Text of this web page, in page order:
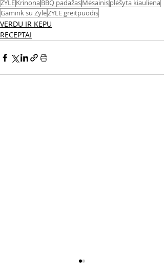
ZYLEKrinonaBBQ padažasMėsainisplėšyta kiauliena
Gamink su ZyleZYLE greitpuodis
VERDU IR KEPU
RECEPTAI